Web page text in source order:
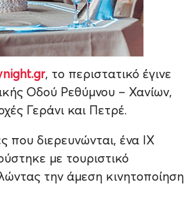
, το περιστατικό έγινε
Οδού Ρεθύμνου – Χανίων,
Γεράνι και Πετρέ.
διερευνώνται, ένα ΙΧ
με τουριστικό
την άμεση κινητοποίηση